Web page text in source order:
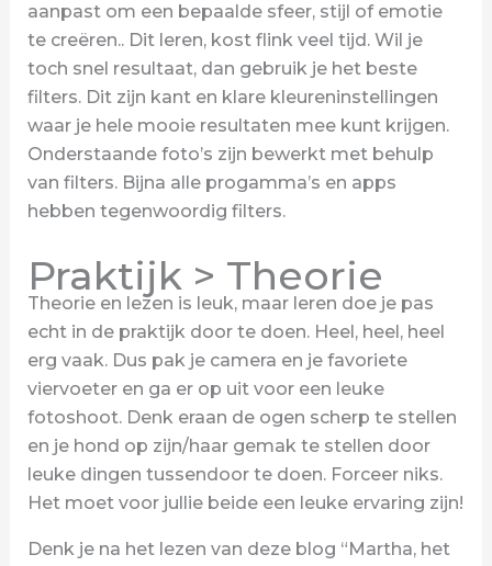
aanpast om een bepaalde sfeer, stijl of emotie
te creëren.. Dit leren, kost flink veel tijd. Wil je
toch snel resultaat, dan gebruik je het beste
filters. Dit zijn kant en klare kleureninstellingen
waar je hele mooie resultaten mee kunt krijgen.
Onderstaande foto’s zijn bewerkt met behulp
van filters. Bijna alle progamma’s en apps
hebben tegenwoordig filters.
Praktijk > Theorie
Theorie en lezen is leuk, maar leren doe je pas
echt in de praktijk door te doen. Heel, heel, heel
erg vaak. Dus pak je camera en je favoriete
viervoeter en ga er op uit voor een leuke
fotoshoot. Denk eraan de ogen scherp te stellen
en je hond op zijn/haar gemak te stellen door
leuke dingen tussendoor te doen. Forceer niks.
Het moet voor jullie beide een leuke ervaring zijn!
Denk je na het lezen van deze blog “Martha, het